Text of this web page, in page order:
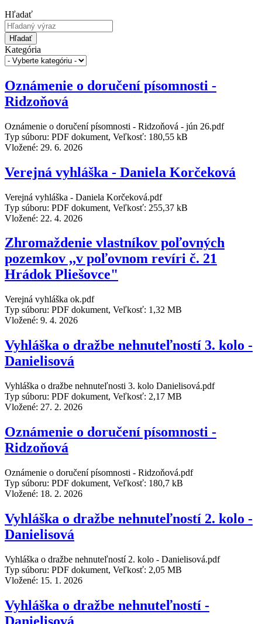
Hľadať
Hľadať
Kategória
Oznámenie o doručení písomnosti -
Ridzoňová
Oznámenie o doručení písomnosti - Ridzoňová - jún 26.pdf
Typ súboru: PDF dokument, Veľkosť: 180,55 kB
Vložené: 29. 6. 2026
Verejná vyhláška - Daniela Korčeková
Verejná vyhláška - Daniela Korčeková.pdf
Typ súboru: PDF dokument, Veľkosť: 255,37 kB
Vložené: 22. 4. 2026
Zhromaždenie vlastníkov poľovných
pozemkov ,,v poľovnom revíri č. 21
Hrádok Pliešovce"
Verejná vyhláška ok.pdf
Typ súboru: PDF dokument, Veľkosť: 1,32 MB
Vložené: 9. 4. 2026
Vyhláška o dražbe nehnuteľností 3. kolo -
Danielisová
Vyhláška o dražbe nehnuteľnosti 3. kolo Danielisová.pdf
Typ súboru: PDF dokument, Veľkosť: 2,17 MB
Vložené: 27. 2. 2026
Oznámenie o doručení písomnosti -
Ridzoňová
Oznámenie o doručení písomnosti - Ridzoňová.pdf
Typ súboru: PDF dokument, Veľkosť: 180,7 kB
Vložené: 18. 2. 2026
Vyhláška o dražbe nehnuteľností 2. kolo -
Danielisová
Vyhláška o dražbe nehnuteľností 2. kolo - Danielisová.pdf
Typ súboru: PDF dokument, Veľkosť: 2,05 MB
Vložené: 15. 1. 2026
Vyhláška o dražbe nehnuteľností -
Danielisová